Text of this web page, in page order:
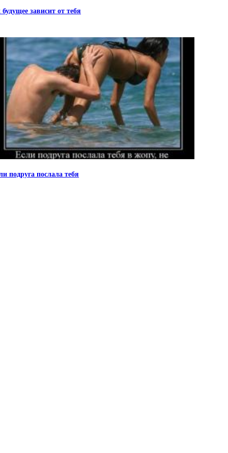
зависит от тебя
подруга послала тебя